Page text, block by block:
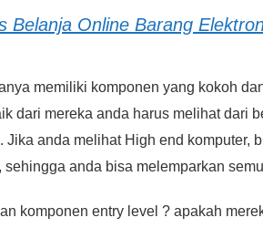
Belanja Online Barang
memiliki komponen yang kokoh
dari mereka anda harus melihat dari
Jika anda melihat High end komputer,
anda bisa melemparkan
komponen entry level ? apakah